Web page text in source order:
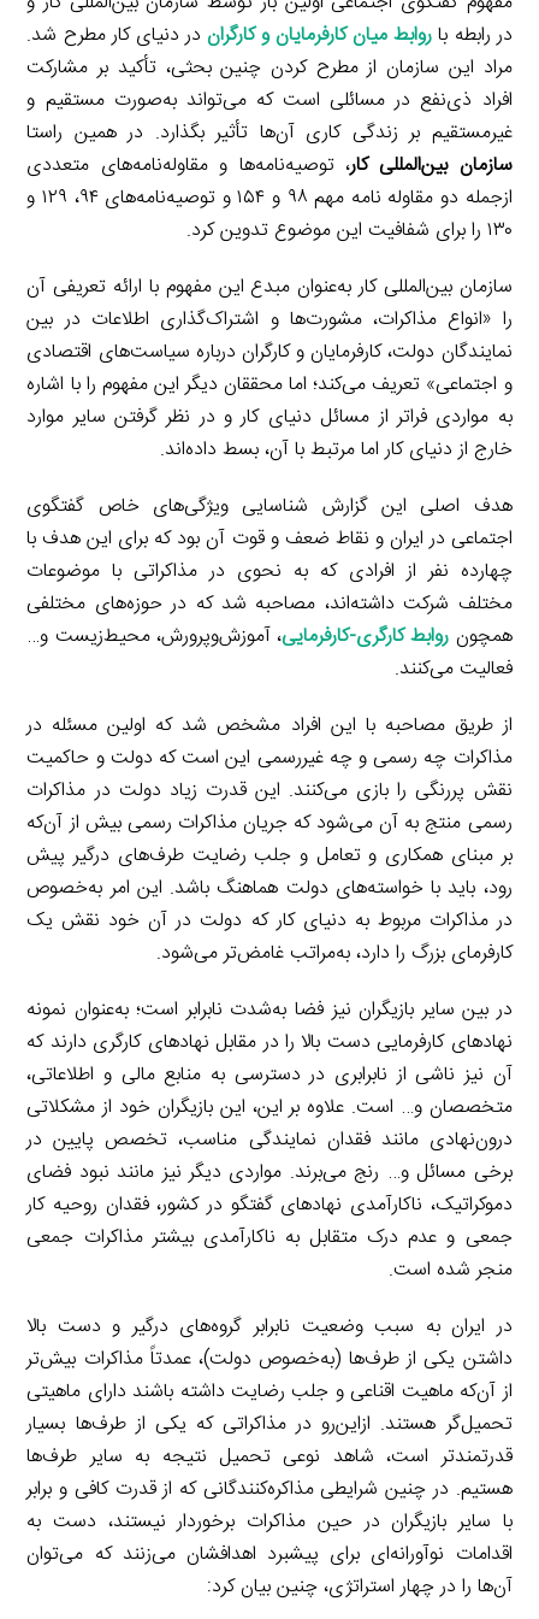
در رابطه باروابط میان کارفرمایان و کارگران در دنیای کار مطرح شد.
مراد این سازمان از مطرح کردن چنین بحثی، تأکید بر مشارکت
افراد ذی‌نفع در مسائلی است که می‌تواند به‌صورت مستقیم و
غیرمستقیم بر زندگی کاری آن‌ها تأثیر بگذارد. در همین راستا
سازمان بین‌المللی کار، توصیه‌نامه‌ها و مقاوله‌نامه‌های متعددی
ازجمله دو مقاوله نامه مهم ۹۸ و ۱۵۴ و توصیه‌نامه‌های ۹۴، ۱۲۹ و
۱۳۰ را برای شفافیت این موضوع تدوین کرد.
سازمان بین‌المللی کار به‌عنوان مبدع این مفهوم با ارائه تعریفی آن
را «انواع مذاکرات، مشورت‌ها و اشتراک‌گذاری اطلاعات در بین
نمایندگان دولت، کارفرمایان و کارگران درباره سیاست‌های اقتصادی
و اجتماعی» تعریف می‌کند؛ اما محققان دیگر این مفهوم را با اشاره
به مواردی فراتر از مسائل دنیای کار و در نظر گرفتن سایر موارد
خارج از دنیای کار اما مرتبط با آن، بسط داده‌اند.
هدف اصلی این گزارش شناسایی ویژگی‌های خاص گفتگوی
اجتماعی در ایران و نقاط ضعف و قوت آن بود که برای این هدف با
چهارده نفر از افرادی که به نحوی در مذاکراتی با موضوعات
مختلف شرکت داشته‌اند، مصاحبه شد که در حوزه‌های مختلفی
همچون روابط کارگری-کارفرمایی، آموزش‌وپرورش، محیط‌زیست و…
فعالیت می‌کنند.
از طریق مصاحبه با این افراد مشخص شد که اولین مسئله در
مذاکرات چه رسمی و چه غیررسمی این است که دولت و حاکمیت
نقش پررنگی را بازی می‌کنند. این قدرت زیاد دولت در مذاکرات
رسمی منتج به آن می‌شود که جریان مذاکرات رسمی بیش از آن‌که
بر مبنای همکاری و تعامل و جلب رضایت طرف‌های درگیر پیش
رود، باید با خواسته‌های دولت هماهنگ باشد. این امر به‌خصوص
در مذاکرات مربوط به دنیای کار که دولت در آن خود نقش یک
کارفرمای بزرگ را دارد، به‌مراتب غامض‌تر می‌شود.
در بین سایر بازیگران نیز فضا به‌شدت نابرابر است؛ به‌عنوان نمونه
نهادهای کارفرمایی دست بالا را در مقابل نهادهای کارگری دارند که
آن نیز ناشی از نابرابری در دسترسی به منابع مالی و اطلاعاتی،
متخصصان و… است. علاوه بر این، این بازیگران خود از مشکلاتی
درون‌نهادی مانند فقدان نمایندگی مناسب، تخصص پایین در
برخی مسائل و… رنج می‌برند. مواردی دیگر نیز مانند نبود فضای
دموکراتیک، ناکارآمدی نهادهای گفتگو در کشور، فقدان روحیه کار
جمعی و عدم درک متقابل به ناکارآمدی بیشتر مذاکرات جمعی
منجر شده است.
در ایران به سبب وضعیت نابرابر گروه‌های درگیر و دست بالا
داشتن یکی از طرف‌ها (به‌خصوص دولت)، عمدتاً مذاکرات بیش‌تر
از آن‌که ماهیت اقناعی و جلب رضایت داشته باشند دارای ماهیتی
تحمیل‌گر هستند. ازاین‌رو در مذاکراتی که یکی از طرف‌ها بسیار
قدرتمندتر است، شاهد نوعی تحمیل نتیجه به سایر طرف‌ها
هستیم. در چنین شرایطی مذاکره‌کنندگانی که از قدرت کافی و برابر
با سایر بازیگران در حین مذاکرات برخوردار نیستند، دست به
اقدامات نوآورانه‌ای برای پیشبرد اهدافشان می‌زنند که می‌توان
آن‌ها را در چهار استراتژی، چنین بیان کرد: